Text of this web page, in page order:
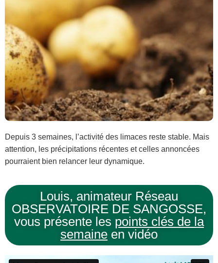
Depuis 3 semaines, l’activité des limaces reste stable. Mais
attention, les précipitations récentes et celles annoncées
pourraient bien relancer leur dynamique.
Louis, animateur Réseau
OBSERVATOIRE DE SANGOSSE,
vous présente les points clés de la
semaine en vidéo